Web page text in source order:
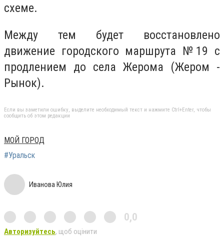
схеме.
Между тем будет восстановлено
движение городского маршрута №19 с
продлением до села Жерома (Жером -
Рынок).
Если вы заметили ошибку, выделите необходимый текст и нажмите Ctrl+Enter, чтобы
сообщить об этом редакции
МОЙ ГОРОД
#Уральск
Иванова Юлия
0,0
Авторизуйтесь, щоб оцінити